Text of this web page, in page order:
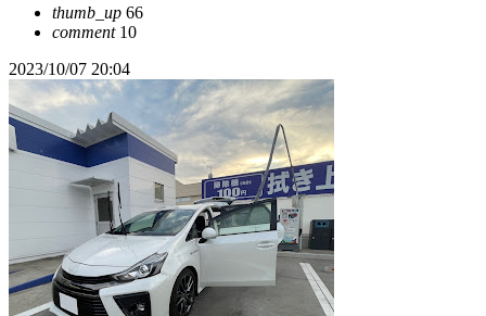
thumb_up 66
comment10
2023/10/07 20:04